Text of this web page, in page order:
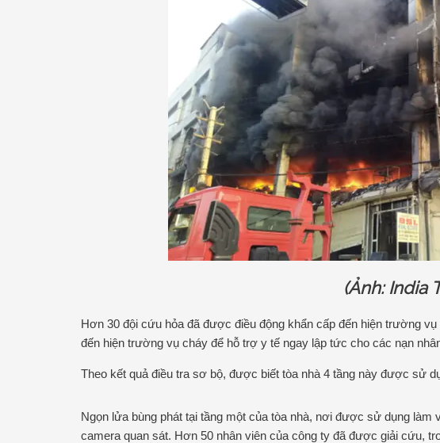
(Ảnh: India
Hơn 30 đội cứu hỏa đã được điều động khẩn cấp đến hiện trường
đến hiện trường vụ cháy để hỗ trợ y tế ngay lập tức cho các nạn
Theo kết quả điều tra sơ bộ, được biết tòa nhà 4 tầng này được sử
Ngọn lửa bùng phát tại tầng một của tòa nhà, nơi được sử dụng làm
camera quan sát. Hơn 50 nhân viên của công ty đã được giải cứu,